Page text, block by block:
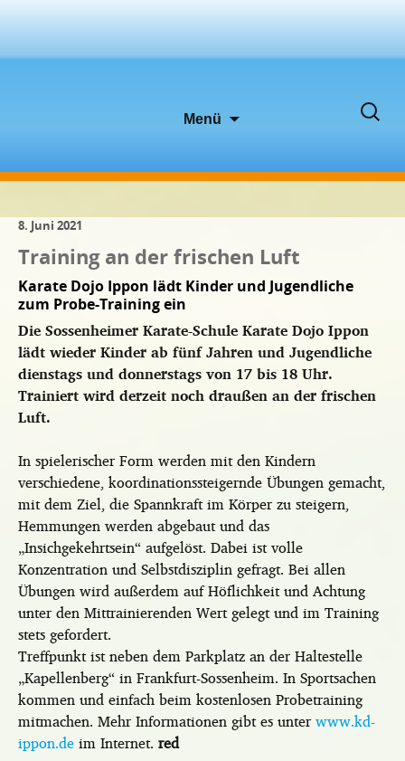
Menü
Suchen
8. Juni 2021
Training an der frischen Luft
Karate Dojo Ippon lädt Kinder und Jugendliche
zum Probe-Training ein
Die Sossenheimer Karate-Schule Karate Dojo Ippon
lädt wieder Kinder ab fünf Jahren und Jugendliche
dienstags und donnerstags von 17 bis 18 Uhr.
Trainiert wird derzeit noch draußen an der frischen
Luft.
In spielerischer Form werden mit den Kindern
verschiedene, koordinationssteigernde Übungen gemacht,
mit dem Ziel, die Spannkraft im Körper zu steigern,
Hemmungen werden abgebaut und das
„Insichgekehrtsein“ aufgelöst. Dabei ist volle
Konzentration und Selbstdisziplin gefragt. Bei allen
Übungen wird außerdem auf Höflichkeit und Achtung
unter den Mittrainierenden Wert gelegt und im Training
stets gefordert.
Treffpunkt ist neben dem Parkplatz an der Haltestelle
„Kapellenberg“ in Frankfurt-Sossenheim. In Sportsachen
kommen und einfach beim kostenlosen Probetraining
mitmachen. Mehr Informationen gibt es unterwww.kd-
ippon.deim Internet. red